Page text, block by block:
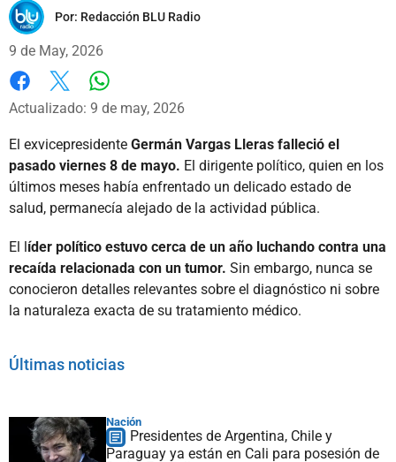
Por: Redacción BLU Radio
9 de May, 2026
Facebook
X
Actualizado: 9 de may, 2026
El exvicepresidente Germán Vargas Lleras falleció el
pasado viernes 8 de mayo. El dirigente político, quien en los
últimos meses había enfrentado un delicado estado de
salud, permanecía alejado de la actividad pública.
El líder político estuvo cerca de un año luchando contra una
recaída relacionada con un tumor. Sin embargo, nunca se
conocieron detalles relevantes sobre el diagnóstico ni sobre
la naturaleza exacta de su tratamiento médico.
Últimas noticias
Nación
Presidentes de Argentina, Chile y
Paraguay ya están en Cali para posesión de